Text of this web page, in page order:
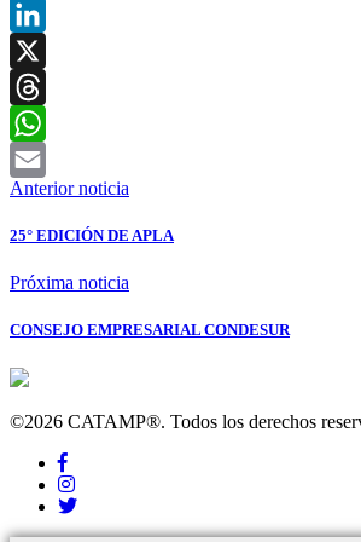
Facebook
LinkedIn
X
Threads
WhatsApp
Email
Anterior noticia
25° EDICIÓN DE APLA
Próxima noticia
CONSEJO EMPRESARIAL CONDESUR
©2026 CATAMP®. Todos los derechos